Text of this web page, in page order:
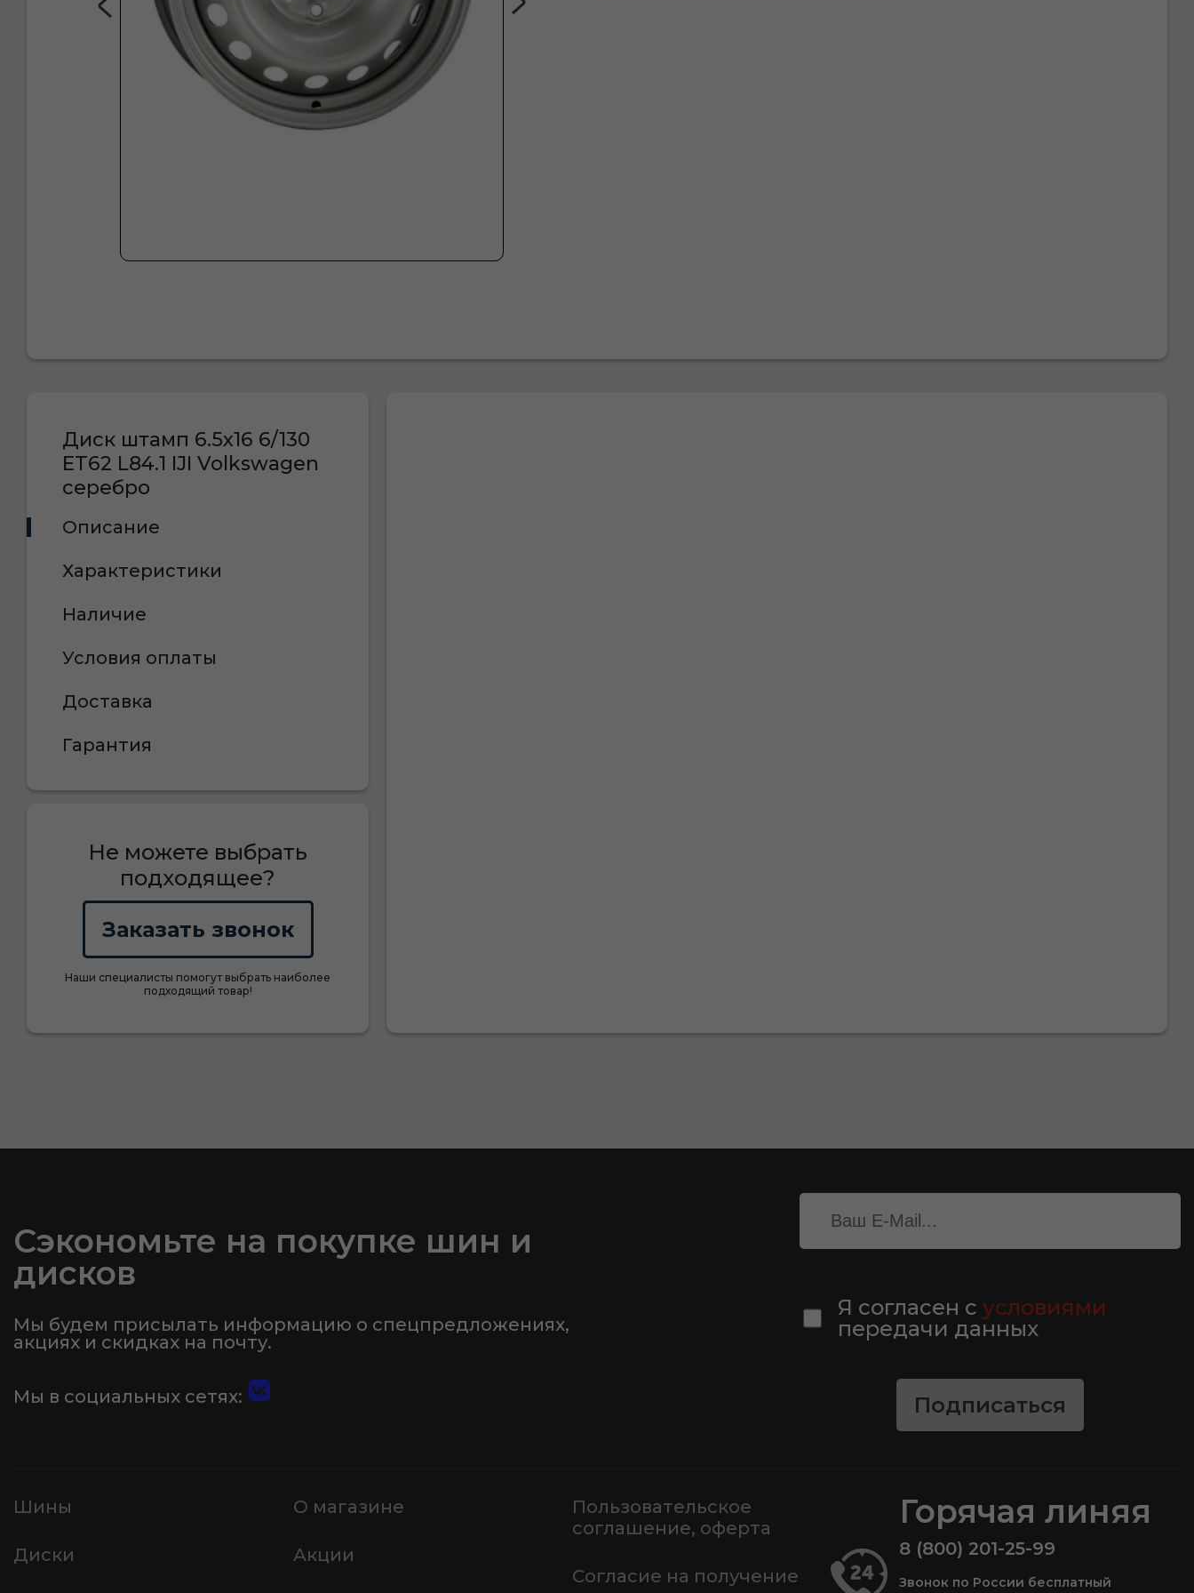
Диск штамп 6.5х16 6/130
ET62 L84.1 IJI Volkswagen
серебро
Описание
Характеристики
Наличие
Условия оплаты
Доставка
Гарантия
Не можете выбрать
подходящее?
Заказать звонок
Наши специалисты помогут выбрать наиболее
подходящий товар!
Сэкономьте на покупке шин и
дисков
Мы будем присылать информацию о спецпредложениях,
акциях и скидках на почту.
Мы в социальных сетях:
Я согласен сусловиями
передачи данных
Подписаться
Шины
Диски
О магазине
Акции
Пользовательское
соглашение, оферта
Согласие на получение
Горячая линяя
8 (800) 201-25-99
Звонок по России бесплатный